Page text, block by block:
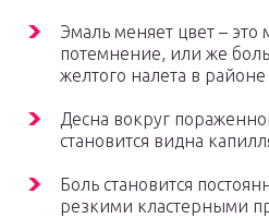
Эмаль меняет цвет –
потемнение, или же
желтого налета в
Десна вокруг
становится видна
Боль становится
резкими кластерными